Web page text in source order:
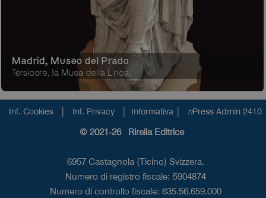
Inf. Cookies | Inf. Privacy | Informativa | nPress Admin 2410
© 2021-26 Rirella Editrice
6957 Castagnola (Ticino) Svizzera.
Numero di registro fiscale: 5904874
Numero di controllo fiscale: 635.56.659.000